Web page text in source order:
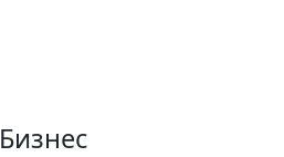
Бизнес